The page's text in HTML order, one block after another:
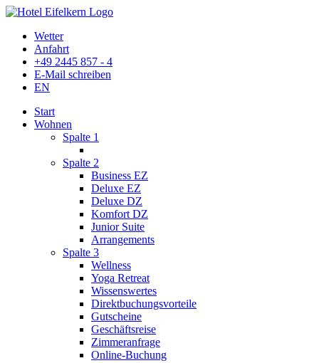
Wetter
Anfahrt
+49 2445 857 - 4
E-Mail schreiben
EN
Start
Wohnen
Spalte 1
Spalte 2
Business EZ
Deluxe EZ
Deluxe DZ
Komfort DZ
Junior Suite
Arrangements
Spalte 3
Wellness
Yoga Retreat
Wissenswertes
Direktbuchungsvorteile
Gutscheine
Geschäftsreise
Zimmeranfrage
Online-Buchung